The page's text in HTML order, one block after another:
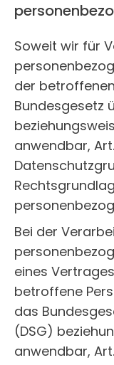
Soweit wir für
der
Bundesgesetz
anwendbar, Art.
Bei der
eines
betroffene
das
(DSG)
anwendbar,